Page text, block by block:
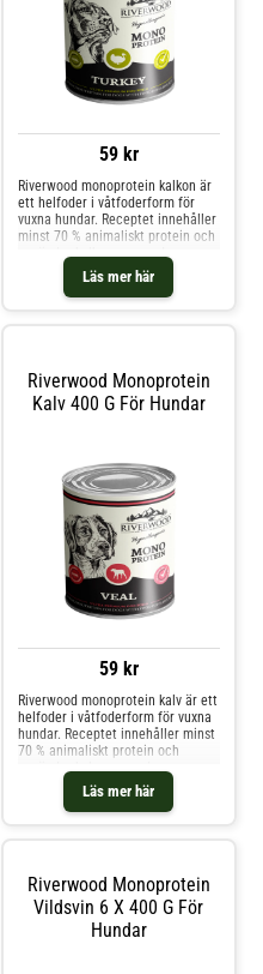
59 kr
Läs mer här
Riverwood monoprotein kalkon är
ett helfoder i våtfoderform för
vuxna hundar. Receptet innehåller
minst 70 % animaliskt protein och
animaliska proteinkälla. Det
spannmålsfria receptet passar
hundar i alla storlekar och är
Riverwood Monoprotein
Kalv 400 G För Hundar
59 kr
Läs mer här
Riverwood monoprotein kalv är ett
helfoder i våtfoderform för vuxna
hundar. Receptet innehåller minst
70 % animaliskt protein och
använder kalv som enda
animaliska proteinkälla. Det
spannmålsfria receptet passar
hundar i alla storlekar och är
Riverwood Monoprotein
Vildsvin 6 X 400 G För
Hundar